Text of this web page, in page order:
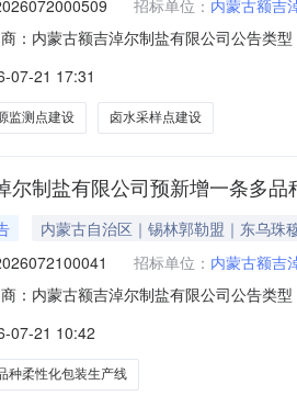
招标单位： 内蒙古额吉
：内蒙古额吉淖尔制盐有限公司公告类
乙方所需承担的费用。施工地址为：内
司邮箱（
07-21 17:31
监测点建设 卤水采样点建设
尔制盐有限公司预新增一条多
内蒙古自治区｜锡林郭勒盟｜东乌珠
招标单位： 内蒙古额吉
：内蒙古额吉淖尔制盐有限公司公告类
、施工费等乙方所需承担的费用。施工
磊联系电
07-21 10:42
种柔性化包装生产线